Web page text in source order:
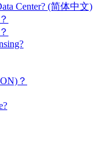
Center? (简体中文)
？